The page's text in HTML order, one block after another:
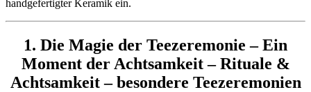
handgefertigter Keramik ein.
1. Die Magie der Teezeremonie – Ein
Moment der Achtsamkeit – Rituale &
Achtsamkeit – besondere Teezeremonien